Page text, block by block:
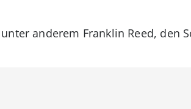
anderem Franklin Reed, den